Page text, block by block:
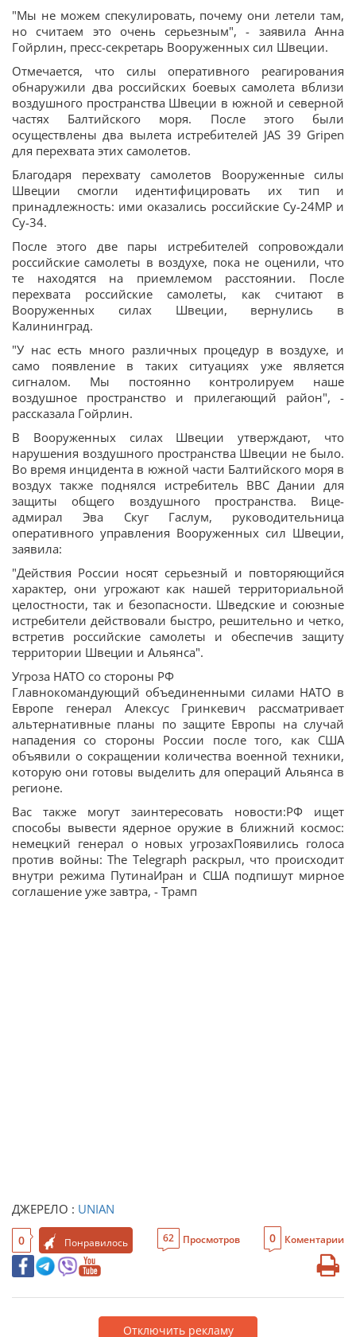
"Мы не можем спекулировать, почему они летели там,
но считаем это очень серьезным", - заявила Анна
Гойрлин, пресс-секретарь Вооруженных сил Швеции.
Отмечается, что силы оперативного реагирования
обнаружили два российских боевых самолета вблизи
воздушного пространства Швеции в южной и северной
частях Балтийского моря. После этого были
осуществлены два вылета истребителей JAS 39 Gripen
для перехвата этих самолетов.
Благодаря перехвату самолетов Вооруженные силы
Швеции смогли идентифицировать их тип и
принадлежность: ими оказались российские Су-24МР и
Су-34.
После этого две пары истребителей сопровождали
российские самолеты в воздухе, пока не оценили, что
те находятся на приемлемом расстоянии. После
перехвата российские самолеты, как считают в
Вооруженных силах Швеции, вернулись в
Калининград.
"У нас есть много различных процедур в воздухе, и
само появление в таких ситуациях уже является
сигналом. Мы постоянно контролируем наше
воздушное пространство и прилегающий район", -
рассказала Гойрлин.
В Вооруженных силах Швеции утверждают, что
нарушения воздушного пространства Швеции не было.
Во время инцидента в южной части Балтийского моря в
воздух также поднялся истребитель ВВС Дании для
защиты общего воздушного пространства. Вице-
адмирал Эва Скуг Гаслум, руководительница
оперативного управления Вооруженных сил Швеции,
заявила:
"Действия России носят серьезный и повторяющийся
характер, они угрожают как нашей территориальной
целостности, так и безопасности. Шведские и союзные
истребители действовали быстро, решительно и четко,
встретив российские самолеты и обеспечив защиту
территории Швеции и Альянса".
Угроза НАТО со стороны РФ
Главнокомандующий объединенными силами НАТО в
Европе генерал Алексус Гринкевич рассматривает
альтернативные планы по защите Европы на случай
нападения со стороны России после того, как США
объявили о сокращении количества военной техники,
которую они готовы выделить для операций Альянса в
регионе.
Вас также могут заинтересовать новости:РФ ищет
способы вывести ядерное оружие в ближний космос:
немецкий генерал о новых угрозахПоявились голоса
против войны: The Telegraph раскрыл, что происходит
внутри режима ПутинаИран и США подпишут мирное
соглашение уже завтра, - Трамп
ДЖЕРЕЛО : UNIAN
0 Понравилось 62 Просмотров 0 Коментарии
Отключить рекламу